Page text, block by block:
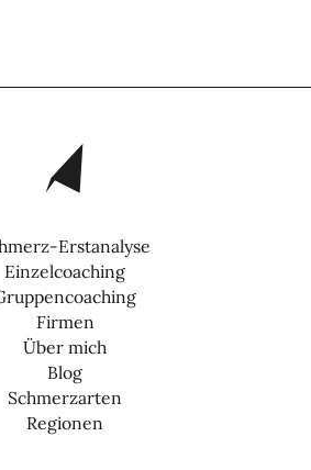
Erstanalyse
Einzelcoaching
Firmen
Über mich
Blog
Schmerzarten
Regionen